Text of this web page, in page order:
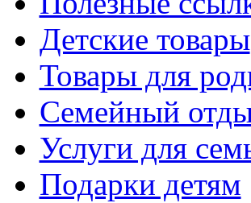
Детские товары
Товары для
Семейный
Услуги для
Подарки детям